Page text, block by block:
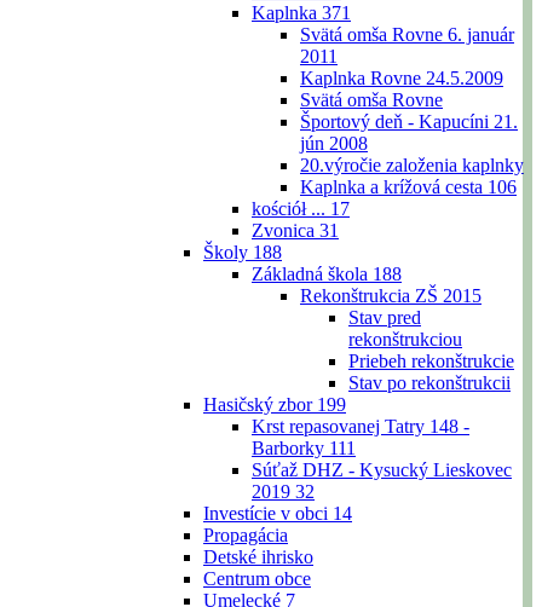
Kaplnka 371
Svätá omša Rovne 6. január
2011
Kaplnka Rovne 24.5.2009
Svätá omša Rovne
Športový deň - Kapucíni 21.
jún 2008
20.výročie založenia kaplnky
Kaplnka a krížová cesta 106
kościół ... 17
Zvonica 31
Školy 188
Základná škola 188
Rekonštrukcia ZŠ 2015
Stav pred
rekonštrukciou
Priebeh rekonštrukcie
Stav po rekonštrukcii
Hasičský zbor 199
Krst repasovanej Tatry 148 -
Barborky 111
Súťaž DHZ - Kysucký Lieskovec
2019 32
Investície v obci 14
Propagácia
Detské ihrisko
Centrum obce
Umelecké 7